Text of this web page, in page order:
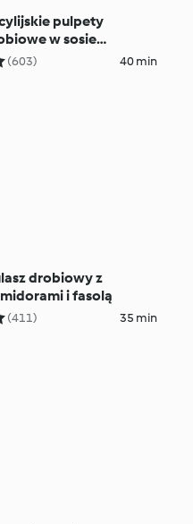
pulpety
w sosie
z
(603) 40 min
drobiowy z
i fasolą
(411) 35 min